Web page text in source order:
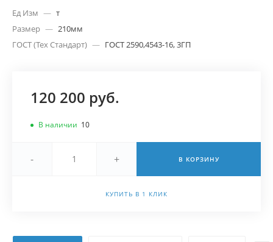
Ед Изм — т
Размер — 210мм
ГОСТ (Тех Стандарт) — ГОСТ 2590,4543-16, 3ГП
120 200 руб.
В наличии 10
- + В КОРЗИНУ
КУПИТЬ В 1 КЛИК